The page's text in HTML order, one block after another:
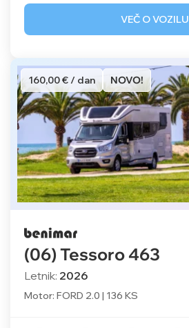
VEČ O VOZILU
160,00 € / dan NOVO!
(06) Tessoro 463
Letnik: 2026
Motor: FORD 2.0 | 136 KS